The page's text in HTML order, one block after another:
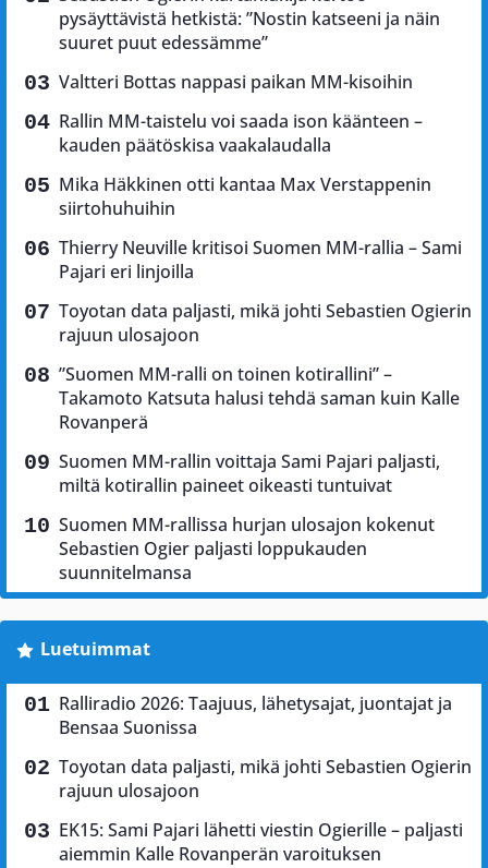
pysäyttävistä hetkistä: ”Nostin katseeni ja näin
suuret puut edessämme”
Valtteri Bottas nappasi paikan MM-kisoihin
Rallin MM-taistelu voi saada ison käänteen –
kauden päätöskisa vaakalaudalla
Mika Häkkinen otti kantaa Max Verstappenin
siirtohuhuihin
Thierry Neuville kritisoi Suomen MM-rallia – Sami
Pajari eri linjoilla
Toyotan data paljasti, mikä johti Sebastien Ogierin
rajuun ulosajoon
”Suomen MM-ralli on toinen kotirallini” –
Takamoto Katsuta halusi tehdä saman kuin Kalle
Rovanperä
Suomen MM-rallin voittaja Sami Pajari paljasti,
miltä kotirallin paineet oikeasti tuntuivat
Suomen MM-rallissa hurjan ulosajon kokenut
Sebastien Ogier paljasti loppukauden
suunnitelmansa
Luetuimmat
Ralliradio 2026: Taajuus, lähetysajat, juontajat ja
Bensaa Suonissa
Toyotan data paljasti, mikä johti Sebastien Ogierin
rajuun ulosajoon
EK15: Sami Pajari lähetti viestin Ogierille – paljasti
aiemmin Kalle Rovanperän varoituksen